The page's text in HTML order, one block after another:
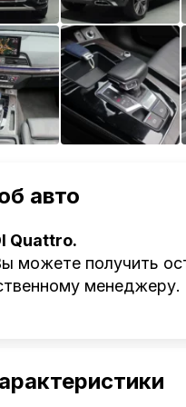
авто
Quattro.
можете получить
менеджеру.
полное
свое время и